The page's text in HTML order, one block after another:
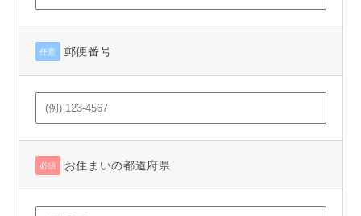
任意 郵便番号
必須 お住まいの都道府県